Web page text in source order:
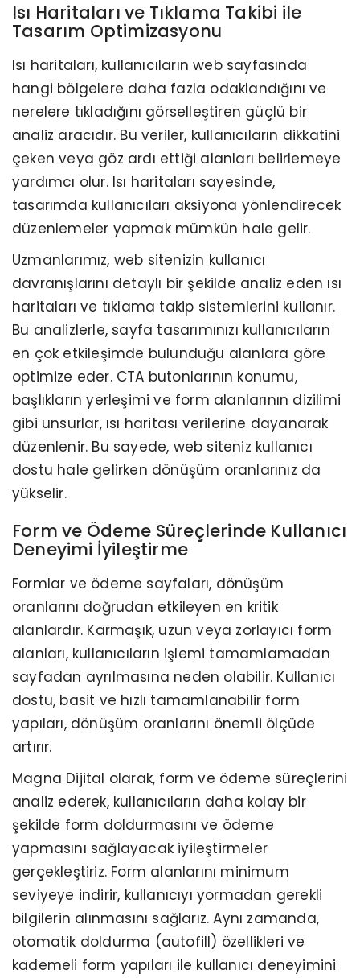
Isı Haritaları ve Tıklama Takibi ile
Tasarım Optimizasyonu
Isı haritaları, kullanıcıların web sayfasında
hangi bölgelere daha fazla odaklandığını ve
nerelere tıkladığını görselleştiren güçlü bir
analiz aracıdır. Bu veriler, kullanıcıların dikkatini
çeken veya göz ardı ettiği alanları belirlemeye
yardımcı olur. Isı haritaları sayesinde,
tasarımda kullanıcıları aksiyona yönlendirecek
düzenlemeler yapmak mümkün hale gelir.
Uzmanlarımız, web sitenizin kullanıcı
davranışlarını detaylı bir şekilde analiz eden ısı
haritaları ve tıklama takip sistemlerini kullanır.
Bu analizlerle, sayfa tasarımınızı kullanıcıların
en çok etkileşimde bulunduğu alanlara göre
optimize eder. CTA butonlarının konumu,
başlıkların yerleşimi ve form alanlarının dizilimi
gibi unsurlar, ısı haritası verilerine dayanarak
düzenlenir. Bu sayede, web siteniz kullanıcı
dostu hale gelirken dönüşüm oranlarınız da
yükselir.
Form ve Ödeme Süreçlerinde Kullanıcı
Deneyimi İyileştirme
Formlar ve ödeme sayfaları, dönüşüm
oranlarını doğrudan etkileyen en kritik
alanlardır. Karmaşık, uzun veya zorlayıcı form
alanları, kullanıcıların işlemi tamamlamadan
sayfadan ayrılmasına neden olabilir. Kullanıcı
dostu, basit ve hızlı tamamlanabilir form
yapıları, dönüşüm oranlarını önemli ölçüde
artırır.
Magna Dijital olarak, form ve ödeme süreçlerini
analiz ederek, kullanıcıların daha kolay bir
şekilde form doldurmasını ve ödeme
yapmasını sağlayacak iyileştirmeler
gerçekleştiriz. Form alanlarını minimum
seviyeye indirir, kullanıcıyı yormadan gerekli
bilgilerin alınmasını sağlarız. Aynı zamanda,
otomatik doldurma (autofill) özellikleri ve
kademeli form yapıları ile kullanıcı deneyimini